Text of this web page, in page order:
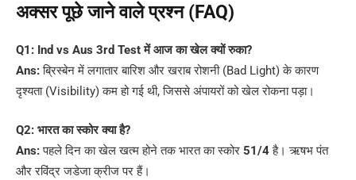
अक्सर पूछे जाने वाले प्रश्न (FAQ)
Q1: Ind vs Aus 3rd Test में आज का खेल क्यों रुका?
Ans:ब्रिस्बेन में लगातार बारिश और खराब रोशनी (Bad Light) के कारण
दृश्यता (Visibility) कम हो गई थी, जिससे अंपायरों को खेल रोकना पड़ा।
Q2: भारत का स्कोर क्या है?
Ans:पहले दिन का खेल खत्म होने तक भारत का स्कोर 51/4है। ऋषभ पंत
और रविंद्र जडेजा क्रीज पर हैं।